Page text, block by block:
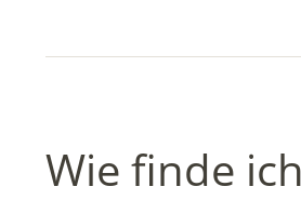
Wie finde